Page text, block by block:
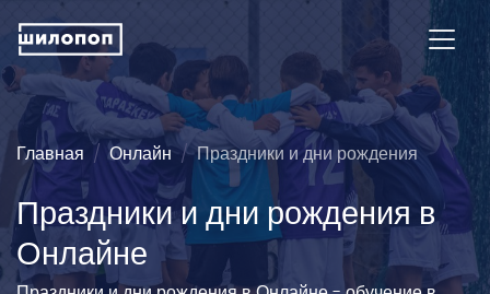
Главная Онлайн Праздники и дни рождения
Праздники и дни рождения в
Онлайне